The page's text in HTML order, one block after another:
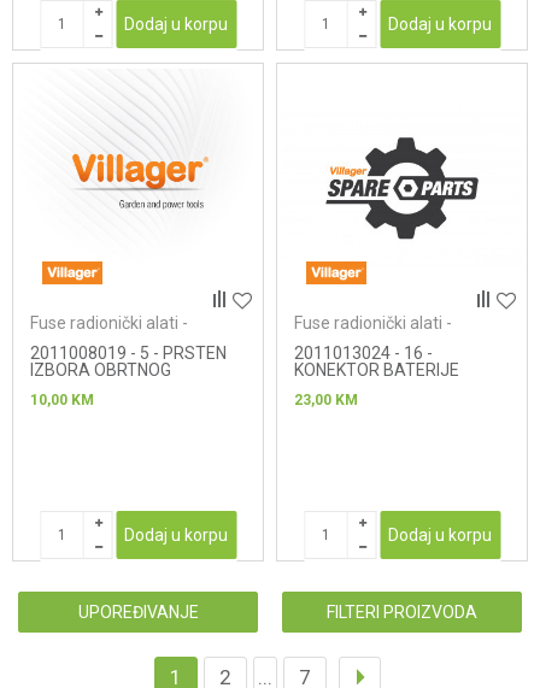
Dodaj u korpu Dodaj u korpu
Fuse radionički alati -
2011008019 - 5 - PRSTEN
IZBORA OBRTNOG
10,00 KM
Dodaj u korpu
Fuse radionički alati -
2011013024 - 16 -
KONEKTOR BATERIJE
23,00 KM
Dodaj u korpu
UPOREĐIVANJE FILTERI PROIZVODA
1 2 ... 7